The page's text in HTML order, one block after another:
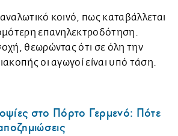
κοινό, πως καταβάλλεται
επανηλεκτροδότηση.
θεωρώντας ότι σε όλη την
οι αγωγοί είναι υπό τάση.
στο Πόρτο Γερμενό: Πότε